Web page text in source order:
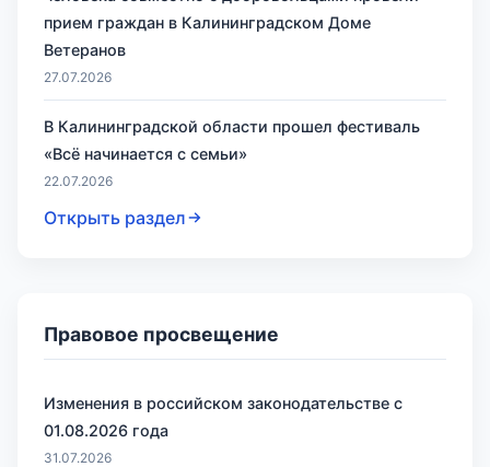
прием граждан в Калининградском Доме
Ветеранов
27.07.2026
В Калининградской области прошел фестиваль
«Всё начинается с семьи»
22.07.2026
Открыть раздел
Правовое просвещение
Изменения в российском законодательстве с
01.08.2026 года
31.07.2026